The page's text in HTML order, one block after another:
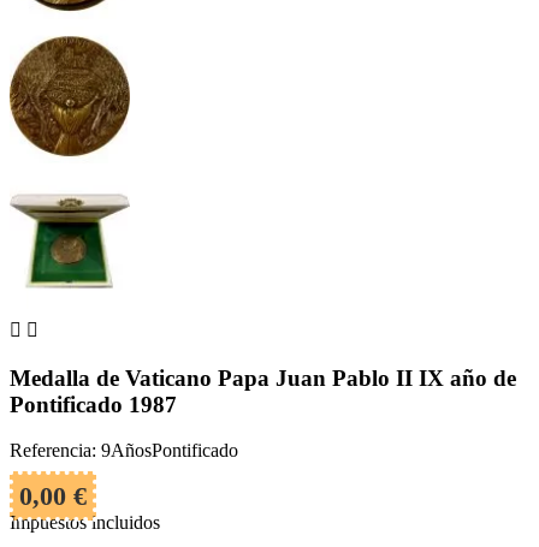
 
Medalla de Vaticano Papa Juan Pablo II IX año de
Pontificado 1987
Referencia: 9AñosPontificado
0,00 €
Impuestos incluidos